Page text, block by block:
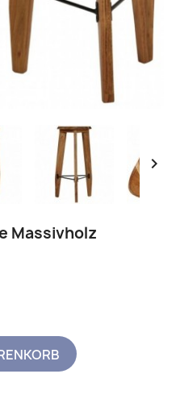

Massivholz